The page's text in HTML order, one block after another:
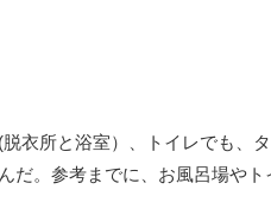
衣所と浴室）、トイレでも、タ
だ。参考までに、お風呂場やト